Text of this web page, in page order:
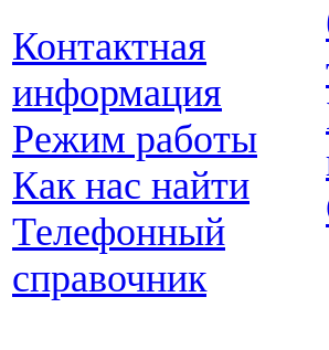
Контактная
информация
Режим работы
Как нас найти
Телефонный
справочник